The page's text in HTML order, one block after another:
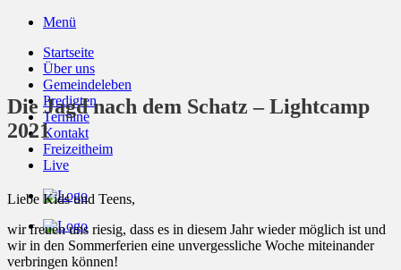
Zum
springen
Menü
Startseite
Über uns
Gemeindeleben
Predigten
Termine
Kontakt
Freizeitheim
Live
Die Jagd nach dem Schatz – Lightcamp
2021
Liebe Kids und Teens,
wir freuen uns riesig, dass es in diesem Jahr wieder möglich ist und
wir in den Sommerferien eine unvergessliche Woche miteinander
verbringen können!